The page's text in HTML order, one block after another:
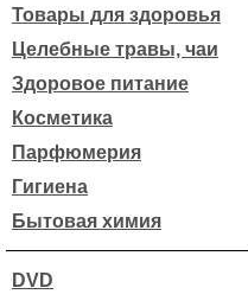
Товары для здоровья
Целебные травы, чаи
Здоровое питание
Косметика
Парфюмерия
Гигиена
Бытовая химия
DVD